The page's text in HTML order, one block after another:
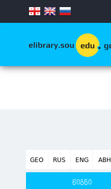
.
GEO RUS ENG ABH
წიგნი